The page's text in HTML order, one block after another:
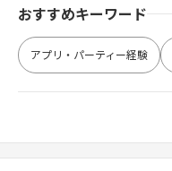
おすすめキーワード
アプリ・パーティー経験